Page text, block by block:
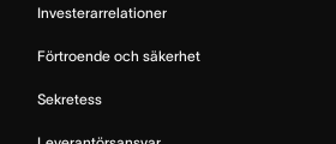
Investerarrelationer
Förtroende och säkerhet
Sekretess